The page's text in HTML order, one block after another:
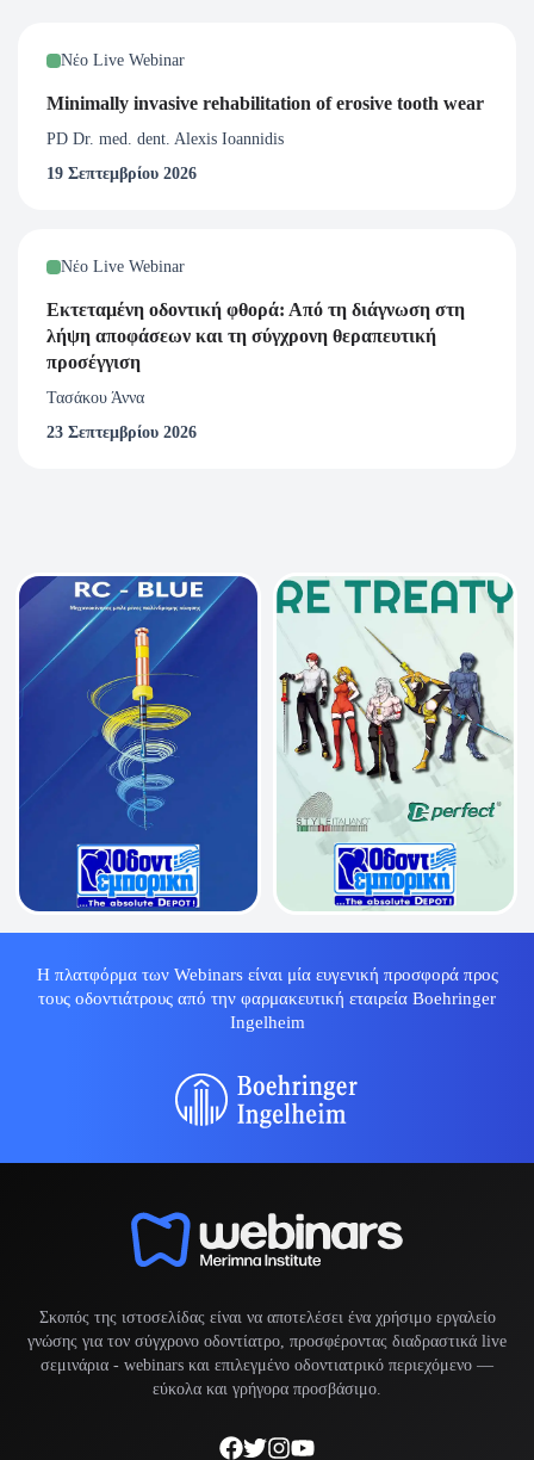
Νέο Live Webinar
Minimally invasive rehabilitation of erosive tooth wear
PD Dr. med. dent. Alexis Ioannidis
19 Σεπτεμβρίου 2026
Νέο Live Webinar
Εκτεταμένη οδοντική φθορά: Από τη διάγνωση στη
λήψη αποφάσεων και τη σύγχρονη θεραπευτική
προσέγγιση
Τασάκου Άννα
23 Σεπτεμβρίου 2026
Η πλατφόρμα των Webinars είναι μία ευγενική προσφορά προς
τους οδοντιάτρους από την φαρμακευτική εταιρεία Boehringer
Ingelheim
Σκοπός της ιστοσελίδας είναι να αποτελέσει ένα χρήσιμο εργαλείο
γνώσης για τον σύγχρονο οδοντίατρο, προσφέροντας διαδραστικά live
σεμινάρια - webinars και επιλεγμένο οδοντιατρικό περιεχόμενο —
εύκολα και γρήγορα προσβάσιμο.